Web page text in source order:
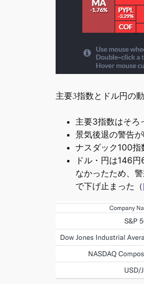
主要3指数とドル円の
主要3指数はそろ
景気後退の警告
ナスダック100指
ドル・円は146
なかったため、
で下げ止まった（